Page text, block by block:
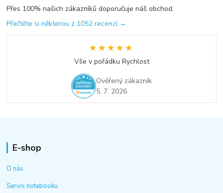
Přes 100% našich zákazníků doporučuje náš obchod.
Přečtěte si některou z 1052 recenzí →
★★★★★
★★★★★
Vše v pořádku Rychlost
Ověřený zákazník
5. 7. 2026
E-shop
O nás
Servis notebooku